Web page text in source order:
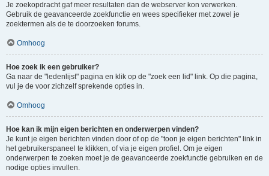
Je zoekopdracht gaf meer resultaten dan de webserver kon verwerken.
Gebruik de geavanceerde zoekfunctie en wees specifieker met zowel je
zoektermen als de te doorzoeken forums.
Omhoog
Hoe zoek ik een gebruiker?
Ga naar de "ledenlijst" pagina en klik op de "zoek een lid" link. Op die pagina,
vul je de voor zichzelf sprekende opties in.
Omhoog
Hoe kan ik mijn eigen berichten en onderwerpen vinden?
Je kunt je eigen berichten vinden door of op de "toon je eigen berichten" link in
het gebruikerspaneel te klikken, of via je eigen profiel. Om je eigen
onderwerpen te zoeken moet je de geavanceerde zoekfunctie gebruiken en de
nodige opties invullen.